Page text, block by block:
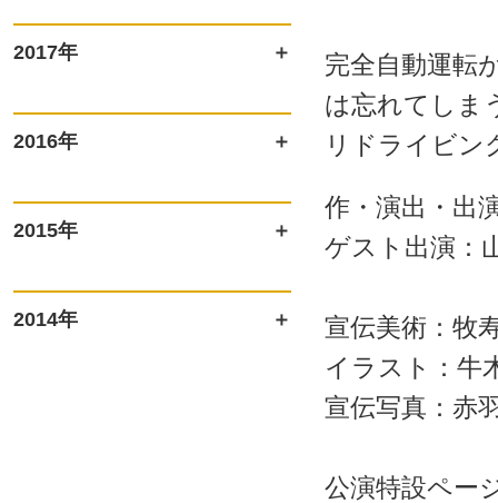
2017年
2016年
2015年
2014年
完全自動運転
は忘れてしま
リドライビン
作・演出・出
ゲスト出演：
宣伝美術：牧
イラスト：牛
宣伝写真：赤
公演特設ペー